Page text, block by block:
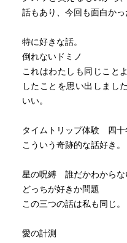
話もあり、今回も面白かっ
特に好きな話。
倒れないドミノ
これはわたしも同じこと
したことを思い出しまし
いい。
タイムトリップ体験 四十
こういう奇跡的な話好き。
星の呪縛 誰だかわからな
どっちが好きか問題
この三つの話は私も同じ。
愛の計測